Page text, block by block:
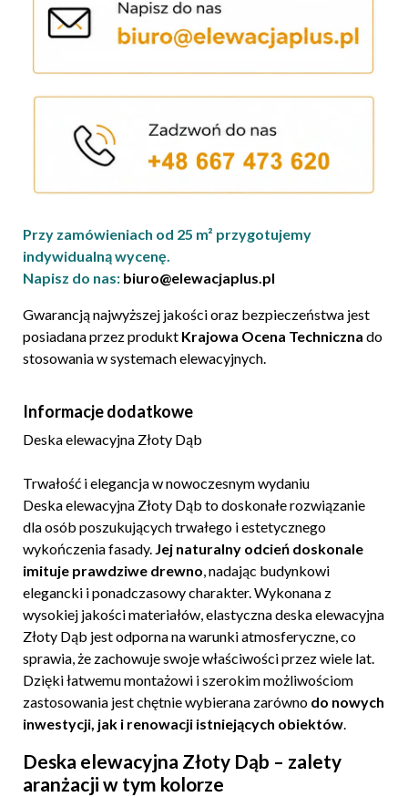
Przy zamówieniach od 25 m² przygotujemy
indywidualną wycenę.
Napisz do nas: biuro@elewacjaplus.pl
Gwarancją najwyższej jakości oraz bezpieczeństwa jest
posiadana przez produkt Krajowa Ocena Techniczna do
stosowania w systemach elewacyjnych.
Informacje dodatkowe
Deska elewacyjna Złoty Dąb
Trwałość i elegancja w nowoczesnym wydaniu
Deska elewacyjna Złoty Dąb to doskonałe rozwiązanie
dla osób poszukujących trwałego i estetycznego
wykończenia fasady. Jej naturalny odcień doskonale
imituje prawdziwe drewno, nadając budynkowi
elegancki i ponadczasowy charakter. Wykonana z
wysokiej jakości materiałów, elastyczna deska elewacyjna
Złoty Dąb jest odporna na warunki atmosferyczne, co
sprawia, że zachowuje swoje właściwości przez wiele lat.
Dzięki łatwemu montażowi i szerokim możliwościom
zastosowania jest chętnie wybierana zarówno do nowych
inwestycji, jak i renowacji istniejących obiektów.
Deska elewacyjna Złoty Dąb – zalety
aranżacji w tym kolorze